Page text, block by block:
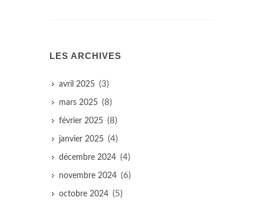
LES ARCHIVES
avril 2025 (3)
mars 2025 (8)
février 2025 (8)
janvier 2025 (4)
décembre 2024 (4)
novembre 2024 (6)
octobre 2024 (5)